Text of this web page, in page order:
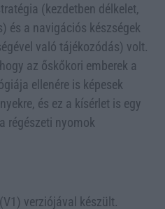
(kezdetben délkelet,
és a navigációs készségek
való tájékozódás) volt.
az őskőkori emberek a
ellenére is képesek
és ez a kísérlet is egy
régészeti nyomok
verziójával készült.